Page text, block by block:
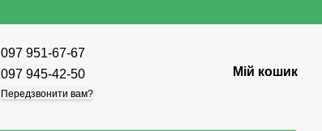
097 951-67-67
097 945-42-50
Передзвонити вам?
Мій кошик